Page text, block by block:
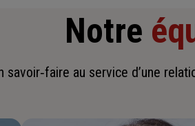
Notre
au service d’une